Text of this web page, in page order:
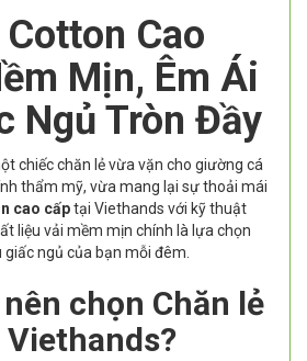
Cao
Mịn, Êm Ái
Ngủ Tròn Đầy
chiếc chăn lẻ vừa vặn cho giường cá
thẩm mỹ, vừa mang lại sự thoải mái
cao cấptại Viethands với kỹ thuật
liệu vải mềm mịn chính là lựa chọn
giấc ngủ của bạn mỗi đêm.
chọn Chăn lẻ